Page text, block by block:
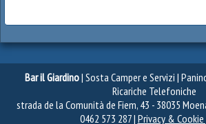
Bar il Giardino| Sosta Camper e Servizi |
Ricariche Telefoniche
strada de la Comunità de Fiem, 43 - 38035
0462 573 287 | Privacy &